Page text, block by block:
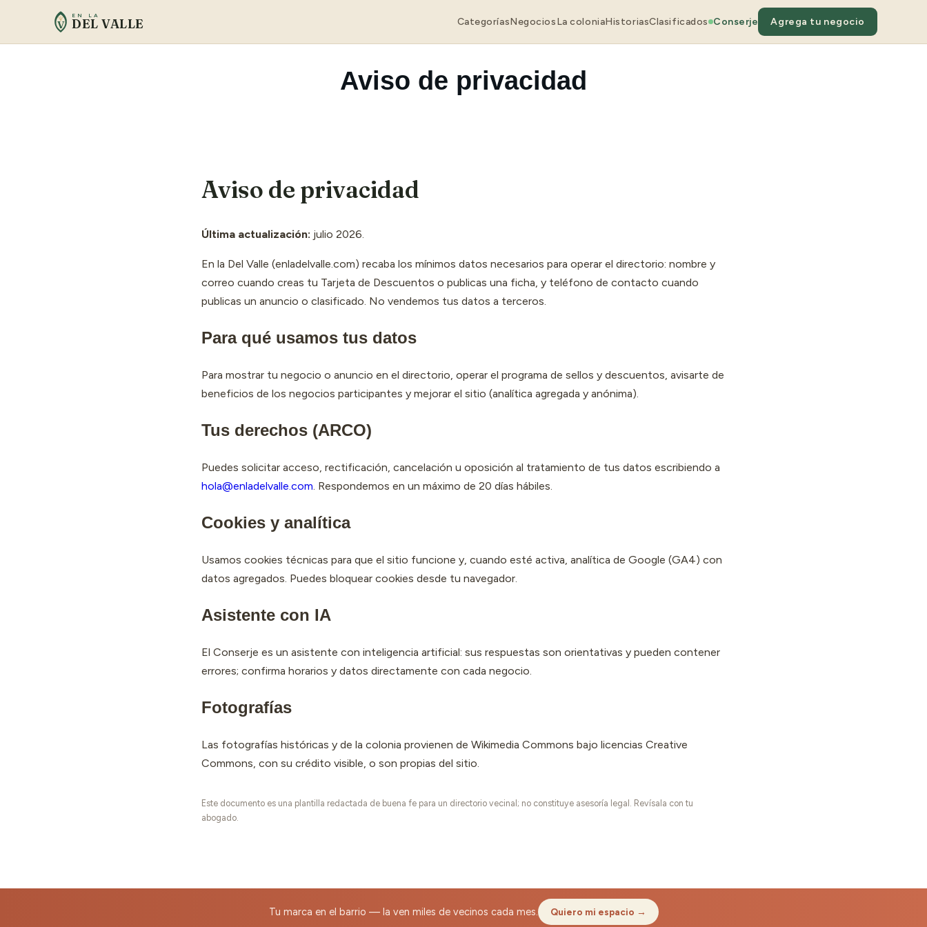
contenido
V
EN LA
DEL VALLE CategoríasNegociosLa coloniaHistoriasClasificados Conserje Agrega tu negocio
Aviso de privacidad
Aviso de privacidad
Última actualización: julio 2026.
En la Del Valle (enladelvalle.com) recaba los mínimos datos necesarios para operar el directorio: nombre y
correo cuando creas tu Tarjeta de Descuentos o publicas una ficha, y teléfono de contacto cuando
publicas un anuncio o clasificado. No vendemos tus datos a terceros.
Para qué usamos tus datos
Para mostrar tu negocio o anuncio en el directorio, operar el programa de sellos y descuentos, avisarte de
beneficios de los negocios participantes y mejorar el sitio (analítica agregada y anónima).
Tus derechos (ARCO)
Puedes solicitar acceso, rectificación, cancelación u oposición al tratamiento de tus datos escribiendo a
hola@enladelvalle.com. Respondemos en un máximo de 20 días hábiles.
Cookies y analítica
Usamos cookies técnicas para que el sitio funcione y, cuando esté activa, analítica de Google (GA4) con
datos agregados. Puedes bloquear cookies desde tu navegador.
Asistente con IA
El Conserje es un asistente con inteligencia artificial: sus respuestas son orientativas y pueden contener
errores; confirma horarios y datos directamente con cada negocio.
Fotografías
Las fotografías históricas y de la colonia provienen de Wikimedia Commons bajo licencias Creative
Commons, con su crédito visible, o son propias del sitio.
Este documento es una plantilla redactada de buena fe para un directorio vecinal; no constituye asesoría legal. Revísala con tu
abogado.
Tu marca en el barrio — la ven miles de vecinos cada mes. Quiero mi espacio →